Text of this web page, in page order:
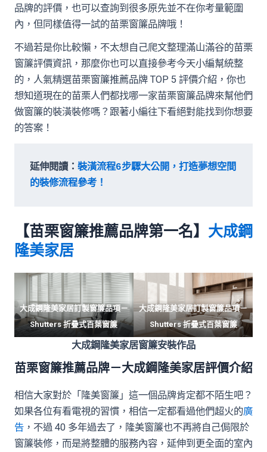
品牌的評價，也可以查詢到很多原先並不在你考量範圍
內，但同樣值得一試的苗栗窗簾品牌哦！
不過若是你比較懶，不太想自己爬文整理滿山滿谷的苗栗
窗簾評價資訊，那麼你也可以直接參考今天小編幫統整
的，人氣精選苗栗窗簾推薦品牌 TOP 5 評價介紹，你也
想知道現在的苗栗人們都找哪一家苗栗窗簾品牌來幫他們
做窗簾的裝潢裝修嗎？跟著小編往下看絕對能找到你想要
的答案！
延伸閱讀：裝潢流程6步驟大公開，打造夢想空間
的裝修流程參考！
【苗栗窗簾推薦品牌第一名】 大成鋼
隆美家居
大成鋼隆美家居訂製窗簾品項－
Shutters 折疊式百葉窗簾
大成鋼隆美家居訂製窗簾品項－
Shutters 折疊式百葉窗簾
大成鋼隆美家居窗簾安裝作品
苗栗窗簾推薦品牌－大成鋼隆美家居評價介紹
相信大家對於「隆美窗簾」這一個品牌肯定都不陌生吧？
如果各位有看電視的習慣，相信一定都看過他們超火的廣
告，不過 40 多年過去了，隆美窗簾也不再將自己侷限於
窗簾裝修，而是將整體的服務內容，延伸到更全面的室內